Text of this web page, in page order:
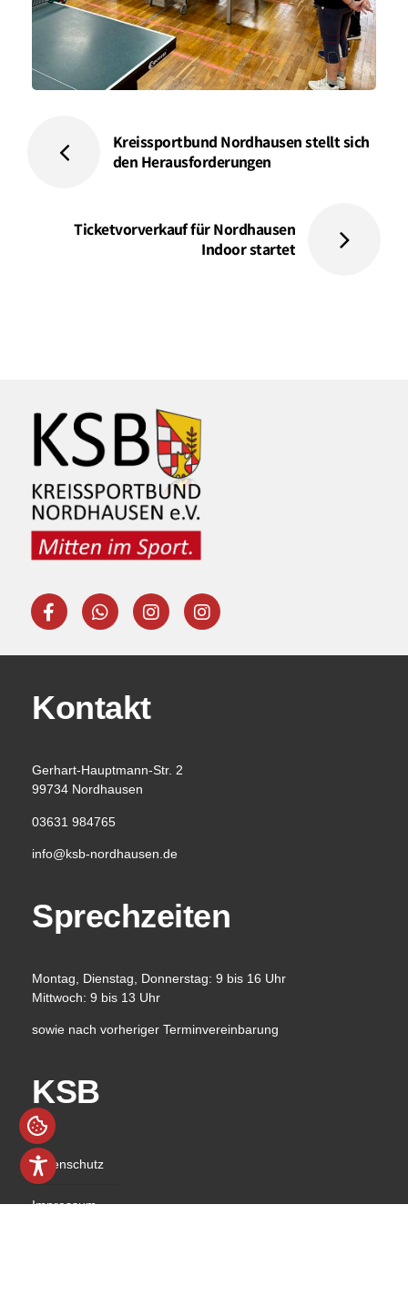
Kreissportbund Nordhausen stellt sich
den Herausforderungen
Ticketvorverkauf für Nordhausen
Indoor startet
Kontakt
Gerhart-Hauptmann-Str. 2
99734 Nordhausen
03631 984765
info@ksb-nordhausen.de
Sprechzeiten
Montag, Dienstag, Donnerstag: 9 bis 16 Uhr
Mittwoch: 9 bis 13 Uhr
sowie nach vorheriger Terminvereinbarung
KSB
Datenschutz
Impressum